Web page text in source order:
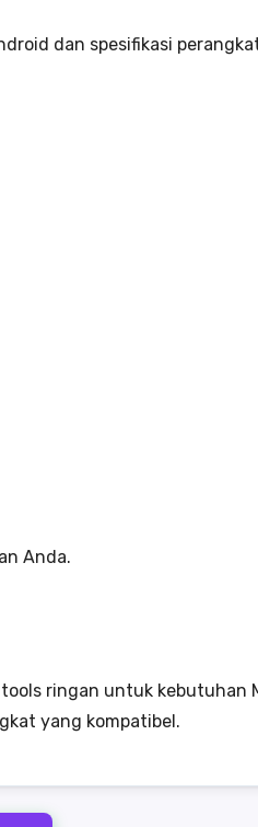
dan spesifikasi
Anda.
ringan untuk kebutuhan
yang kompatibel.